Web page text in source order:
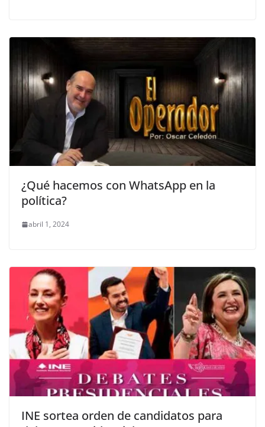
¿Qué hacemos con WhatsApp en la
política?
abril 1, 2024
INE sortea orden de candidatos para